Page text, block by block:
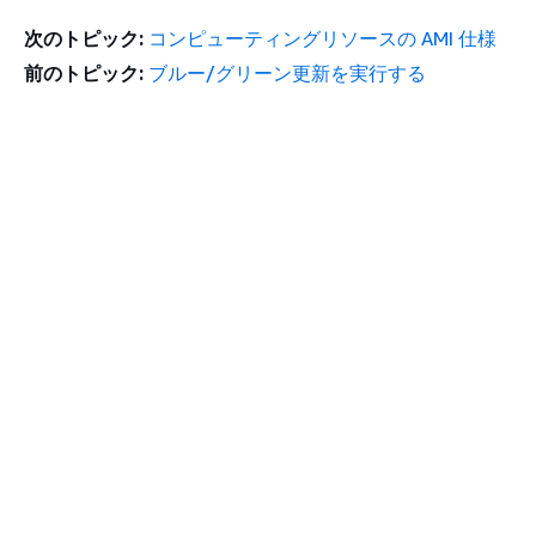
次のトピック: コンピューティングリソースの AMI 仕様
前のトピック: ブルー/グリーン更新を実行する